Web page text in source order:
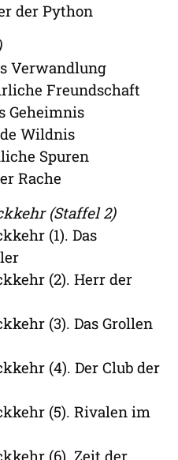
der Python
Verwandlung
Freundschaft
Geheimnis
Wildnis
Spuren
Rache
(Staffel 2)
(1). Das
(2). Herr der
(3). Das Grollen
(4). Der Club der
(5). Rivalen im
(6). Zeit der